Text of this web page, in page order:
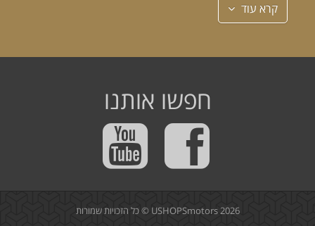
קרא עוד
חפשו אותנו
USHOPSmotors2026 © כל הזכויות שמורות